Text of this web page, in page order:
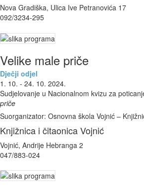
Nova Gradiška, Ulica Ive Petranovića 17
092/3234-295
Velike male priče
Dječji odjel
1. 10. - 24. 10. 2024.
Sudjelovanje u Nacionalnom kvizu za
priče
Suorganizator: Osnovna škola Vojnić –
Knjižnica i čitaonica Vojnić
Vojnić, Andrije Hebranga 2
047/883-024